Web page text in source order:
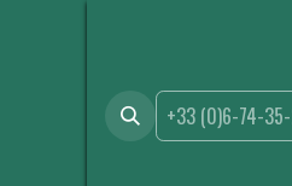
+33 (0)6-74-